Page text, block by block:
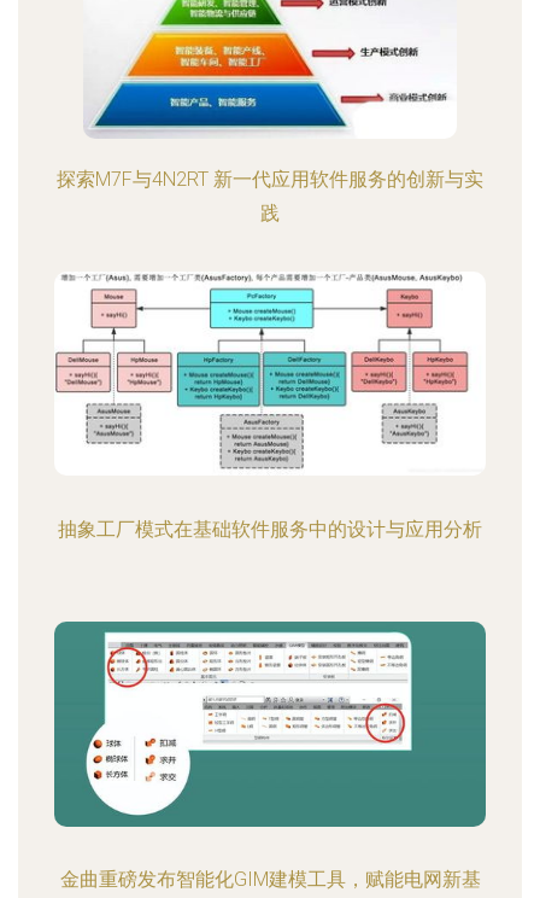
探索M7F与4N2RT 新一代应用软件服务的创新与实
践
抽象工厂模式在基础软件服务中的设计与应用分析
金曲重磅发布智能化GIM建模工具，赋能电网新基